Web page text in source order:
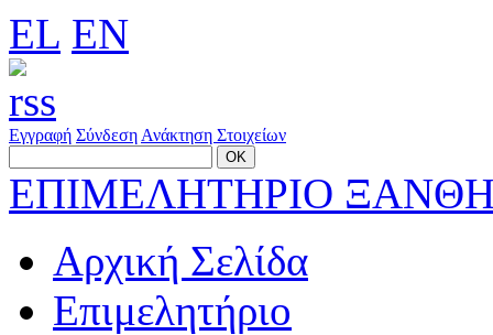
EL EN
Εγγραφή Σύνδεση Ανάκτηση Στοιχείων
ΕΠΙΜΕΛΗΤΗΡΙΟ
Αρχική Σελίδα
Επιμελητήριο